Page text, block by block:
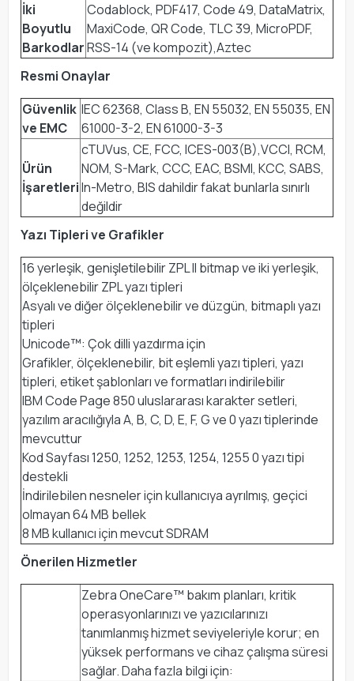
İki
Boyutlu
Barkodlar
Codablock, PDF417, Code 49, DataMatrix,
MaxiCode, QR Code, TLC 39, MicroPDF,
RSS-14 (ve kompozit),Aztec
Resmi Onaylar
Güvenlik
ve EMC
IEC 62368, Class B, EN 55032, EN 55035, EN
61000-3-2, EN 61000-3-3
Ürün
İşaretleri
cTUVus, CE, FCC, ICES-003(B),VCCI, RCM,
NOM, S-Mark, CCC, EAC, BSMI, KCC, SABS,
In-Metro, BIS dahildir fakat bunlarla sınırlı
değildir
Yazı Tipleri ve Grafikler
16 yerleşik, genişletilebilir ZPL II bitmap ve iki yerleşik,
ölçeklenebilir ZPL yazı tipleri
Asyalı ve diğer ölçeklenebilir ve düzgün, bitmaplı yazı
tipleri
Unicode™: Çok dilli yazdırma için
Grafikler, ölçeklenebilir, bit eşlemli yazı tipleri, yazı
tipleri, etiket şablonları ve formatları indirilebilir
IBM Code Page 850 uluslararası karakter setleri,
yazılım aracılığıyla A, B, C, D, E, F, G ve 0 yazı tiplerinde
mevcuttur
Kod Sayfası 1250, 1252, 1253, 1254, 1255 0 yazı tipi
destekli
İndirilebilen nesneler için kullanıcıya ayrılmış, geçici
olmayan 64 MB bellek
8 MB kullanıcı için mevcut SDRAM
Önerilen Hizmetler
Zebra OneCare™ bakım planları, kritik
operasyonlarınızı ve yazıcılarınızı
tanımlanmış hizmet seviyeleriyle korur; en
yüksek performans ve cihaz çalışma süresi
sağlar. Daha fazla bilgi için: